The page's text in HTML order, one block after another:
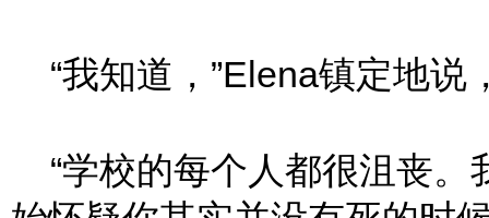
“我知道，”Elena镇定地说
“学校的每个人都很沮丧。